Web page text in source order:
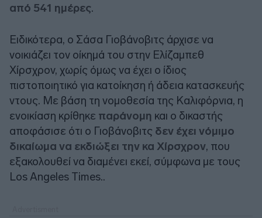
από 541 ημέρες.
Ειδικότερα, ο Σάσα Γιοβάνοβιτς άρχισε να
νοικιάζει τον οίκημά του στην Ελίζαμπεθ
Χίρσχρον, χωρίς όμως να έχει ο ίδιος
πιστοποιητικό για κατοίκηση ή άδεια κατασκευής
ντους. Με βάση τη νομοθεσία της Καλιφόρνια, η
ενοικίαση κρίθηκε παράνομη και ο δικαστής
αποφάσισε ότι ο Γιοβάνοβιτς δεν έχει νόμιμο
δικαίωμα να εκδιώξει την κα Χίρσχρον, που
εξακολουθεί να διαμένει εκεί, σύμφωνα με τους
Los Angeles Times..